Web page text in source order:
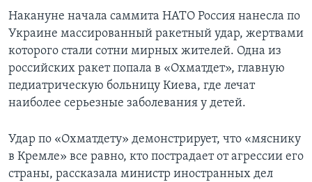
Накануне начала саммита НАТО Россия нанесла по
Украине массированный ракетный удар, жертвами
которого стали сотни мирных жителей. Одна из
российских ракет попала в «Охматдет», главную
педиатрическую больницу Киева, где лечат
наиболее серьезные заболевания у детей.
Удар по «Охматдету» демонстрирует, что «мяснику
в Кремле» все равно, кто пострадает от агрессии его
страны, рассказала министр иностранных дел